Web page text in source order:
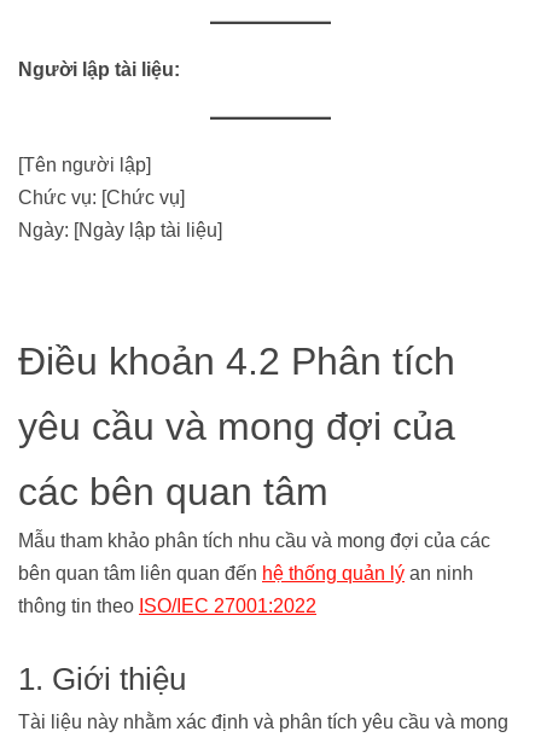
Người lập tài liệu:
[Tên người lập]
Chức vụ: [Chức vụ]
Ngày: [Ngày lập tài liệu]
Điều khoản 4.2 Phân tích
yêu cầu và mong đợi của
các bên quan tâm
Mẫu tham khảo phân tích nhu cầu và mong đợi của các
bên quan tâm liên quan đến hệ thống quản lý an ninh
thông tin theo ISO/IEC 27001:2022
1. Giới thiệu
Tài liệu này nhằm xác định và phân tích yêu cầu và mong